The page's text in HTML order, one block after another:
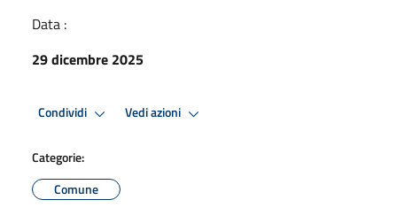
Data :
29 dicembre 2025
Condividi Vedi azioni
Categorie:
Comune